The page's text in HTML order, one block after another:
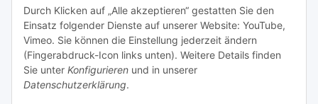
Durch Klicken auf „Alle akzeptieren“ gestatten Sie den
Einsatz folgender Dienste auf unserer Website: YouTube,
Vimeo. Sie können die Einstellung jederzeit ändern
(Fingerabdruck-Icon links unten). Weitere Details finden
Sie unter Konfigurieren und in unserer
Datenschutzerklärung.
Informationen
Gesetzliche Informationen